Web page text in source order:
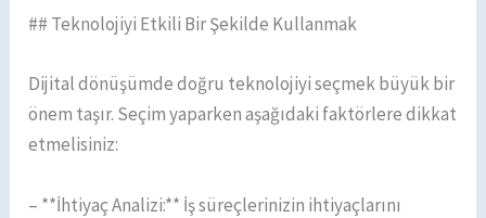
## Teknolojiyi Etkili Bir Şekilde Kullanmak
Dijital dönüşümde doğru teknolojiyi seçmek büyük bir
önem taşır. Seçim yaparken aşağıdaki faktörlere dikkat
etmelisiniz:
– **İhtiyaç Analizi:** İş süreçlerinizin ihtiyaçlarını